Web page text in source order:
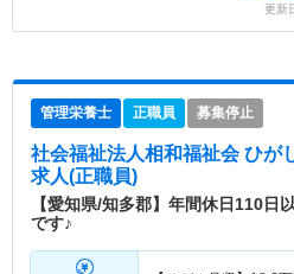
更新
管理栄養士 正職員 募集停止
社会福祉法人相和福祉会 ひが
求人(正職員)
【愛知県/知多郡】年間休日110日
です♪